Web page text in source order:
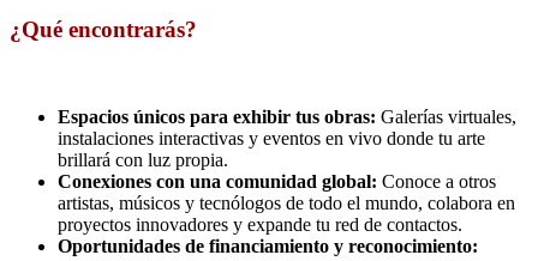
¿Qué encontrarás?
Espacios únicos para exhibir tus obras: Galerías virtuales,
instalaciones interactivas y eventos en vivo donde tu arte
brillará con luz propia.
Conexiones con una comunidad global: Conoce a otros
artistas, músicos y tecnólogos de todo el mundo, colabora en
proyectos innovadores y expande tu red de contactos.
Oportunidades de financiamiento y reconocimiento: